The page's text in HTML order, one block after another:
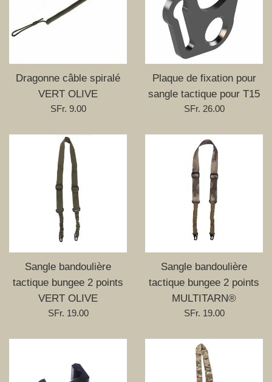
Dragonne câble spiralé
VERT OLIVE
Prix
SFr. 9.00
Plaque de fixation pour
sangle tactique pour T15
Prix
SFr. 26.00
Sangle bandoulière
tactique bungee 2 points
VERT OLIVE
Prix
SFr. 19.00
Sangle bandoulière
tactique bungee 2 points
MULTITARN®
Prix
SFr. 19.00